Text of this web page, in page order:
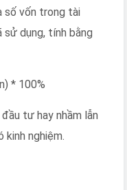
số vốn trong tài
sử dụng, tính bằng
* 100%
tư hay nhầm lẫn
nghiệm.